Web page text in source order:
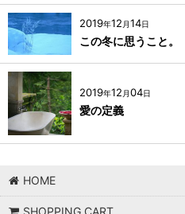
2019年12 月14日
この冬に思うこと。
2019年12 月04日
愛の定義
HOME
SHOPPING CART